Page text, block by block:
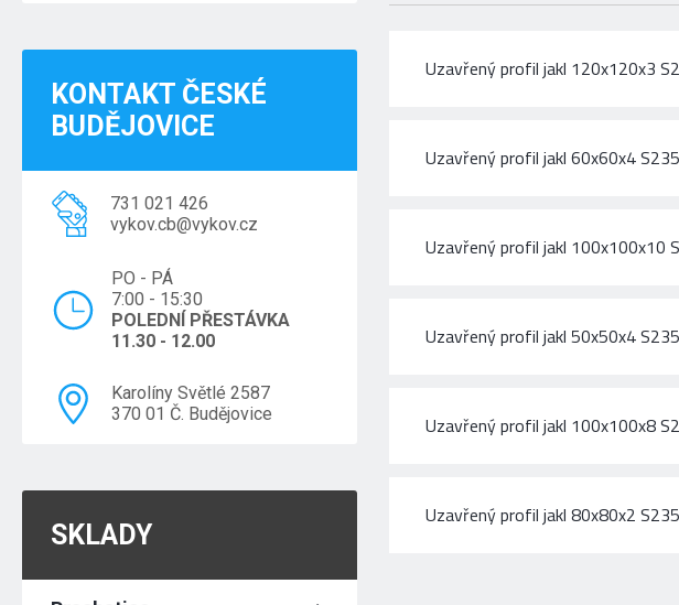
KONTAKT ČESKÉ
BUDĚJOVICE
731 021 426
vykov.cb@vykov.cz
PO - PÁ
7:00 - 15:30
POLEDNÍ PŘESTÁVKA
11.30 - 12.00
Karolíny Světlé 2587
370 01 Č. Budějovice
SKLADY
Uzavřený profil jakl 120x120x3
Uzavřený profil jakl 60x60x4
Uzavřený profil jakl 100x100x10
Uzavřený profil jakl 50x50x4
Uzavřený profil jakl 100x100x8
Uzavřený profil jakl 80x80x2